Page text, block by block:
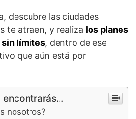
descubre las ciudades
te atraen, y realiza los planes
sin límites, dentro de ese
que aún está por
nosotros?